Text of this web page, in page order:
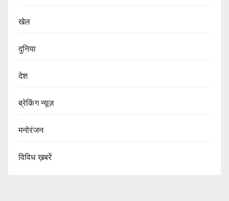
खेल
दुनिया
देश
ब्रेकिंग न्यूज़
मनोरंजन
विविध ख़बरें